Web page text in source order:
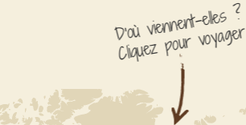
D'où viennent-elles ?
Cliquez pour voyager